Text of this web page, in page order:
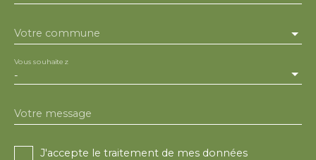
Votre commune
-
Vous souhaitez
Votre message
J'accepte le traitement de mes données